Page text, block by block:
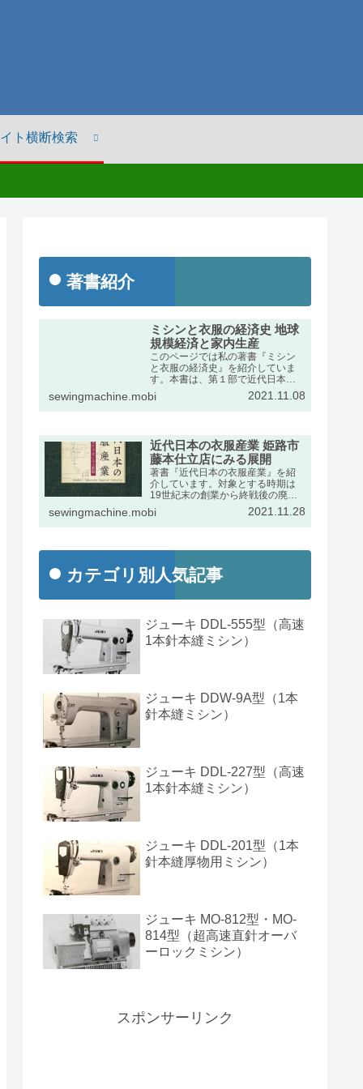
ト横断検索
著書紹介
ミシンと衣服の経済史 地球
規模経済と家内生産
このページでは私の著書『ミシン
と衣服の経済史』を紹介していま
す。本書は、第１部で近代日本に
おけるミシンの輸入動向をふま
え、第２部で衣服産業の展開を述
べたものです。出版社のページの
sewingmachine.mobi 2021.11.08
近代日本の衣服産業 姫路市
藤本仕立店にみる展開
著書『近代日本の衣服産業』を紹
介しています。対象とする時期は
19世紀末の創業から終戦後の廃業
までの約半世紀です。兵庫県姫路
市の藤本家文書を手がかりに、近
代日本経済史の発展段階で特異な
しくまとめました。
sewingmachine.mobi 2021.11.28
カテゴリ別人気記事
ジューキ DDL-555型（高速
1本針本縫ミシン）
ジューキ DDW-9A型（1本
針本縫ミシン）
ジューキ DDL-227型（高速
1本針本縫ミシン）
ジューキ DDL-201型（1本
針本縫厚物用ミシン）
ジューキ MO-812型・MO-
814型（超高速直針オーバ
ーロックミシン）
スポンサーリンク